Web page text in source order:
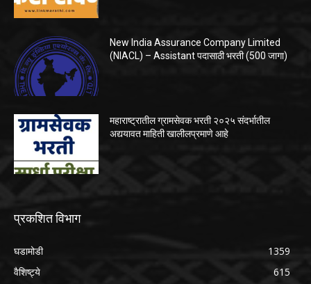
New India Assurance Company Limited
(NIACL) – Assistant पदासाठी भरती (500 जागा)
महाराष्ट्रातील ग्रामसेवक भरती २०२५ संदर्भातील
अद्ययावत माहिती खालीलप्रमाणे आहे
प्रकशित विभाग
घडामोडी
1359
वैशिष्ट्ये
615